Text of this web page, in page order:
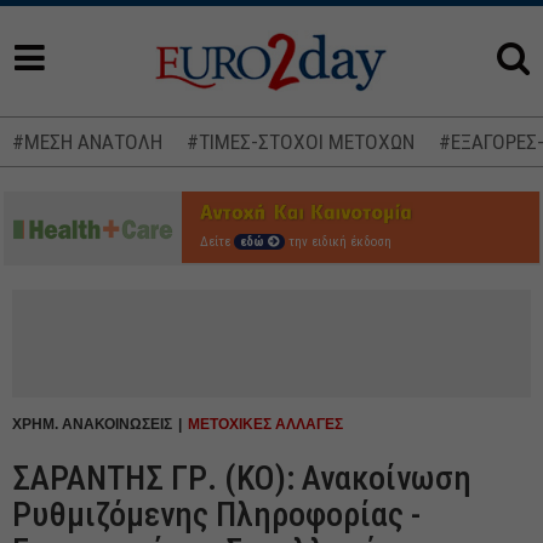
#ΜΕΣΗ ΑΝΑΤΟΛΗ #ΤΙΜΕΣ-ΣΤΟΧΟΙ ΜΕΤΟΧΩΝ
Δείτε εδώ την ειδική έκδοση
ΧΡΗΜ. ΑΝΑΚΟΙΝΩΣΕΙΣ ΜΕΤΟΧΙΚΕΣ ΑΛΛΑΓΕΣ
ΣΑΡΑΝΤΗΣ ΓΡ. (ΚΟ): Ανακοίνωση
Ρυθμιζόμενης Πληροφορίας -